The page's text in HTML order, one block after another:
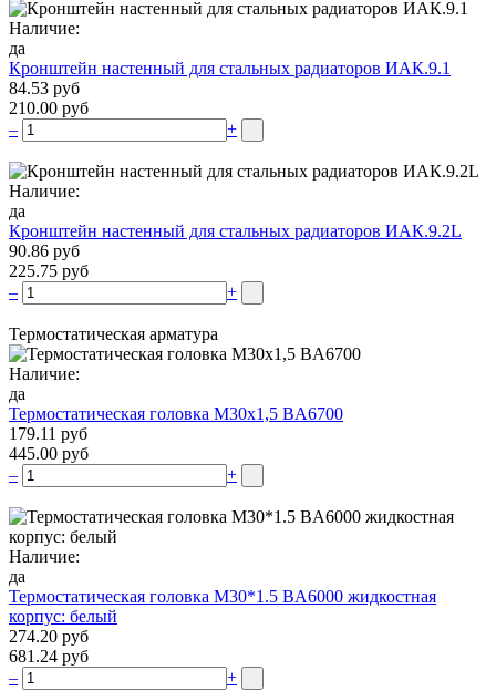
Наличие:
да
Кронштейн настенный для стальных радиаторов ИАК.9.1
84.53 руб
210.00 руб
–
+
Наличие:
да
Кронштейн настенный для стальных радиаторов ИАК.9.2L
90.86 руб
225.75 руб
–
+
Термостатическая арматура
Наличие:
да
Термостатическая головка М30х1,5 BA6700
179.11 руб
445.00 руб
–
+
Наличие:
да
Термостатическая головка M30*1.5 BA6000 жидкостная
корпус: белый
274.20 руб
681.24 руб
–
+